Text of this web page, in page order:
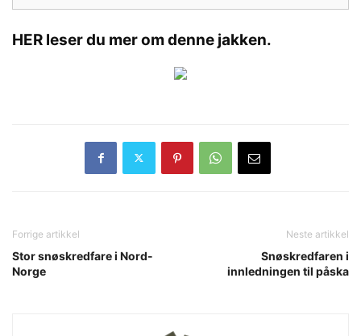
HER leser du mer om denne jakken.
Forrige artikkel
Stor snøskredfare i Nord-
Norge
Neste artikkel
Snøskredfaren i
innledningen til påska